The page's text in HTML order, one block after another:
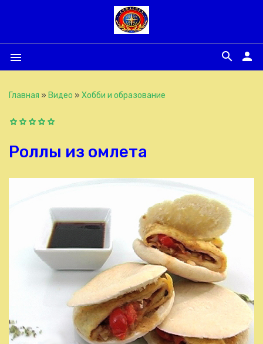
menu person
search
Главная » Видео » Хобби и образование
Роллы из омлета